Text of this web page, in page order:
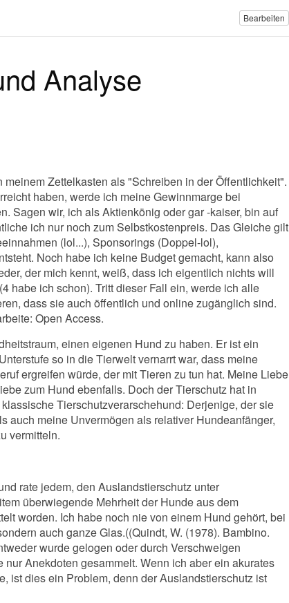
Bearbeiten
Analyse
Zettelkasten als "Schreiben in der Öffentlichkeit".
haben, werde ich meine Gewinnmarge bei
Sagen wir, ich als Aktienkönig oder gar -kaiser, bin auf
ich nur noch zum Selbstkostenpreis. Das Gleiche gilt
(lol...), Sponsorings (Doppel-lol),
Noch habe ich keine Budget gemacht, kann also
der mich kennt, weiß, dass ich eigentlich nichts will
habe ich schon). Tritt dieser Fall ein, werde ich alle
dass sie auch öffentlich und online zugänglich sind.
Open Access.
einen eigenen Hund zu haben. Er ist ein
so in die Tierwelt vernarrt war, dass meine
ergreifen würde, der mit Tieren zu tun hat. Meine Liebe
zum Hund ebenfalls. Doch der Tierschutz hat in
klassische Tierschutzverarschehund: Derjenige, der sie
auch meine Unvermögen als relativer Hundeanfänger,
vermitteln.
rate jedem, den Auslandstierschutz unter
überwiegende Mehrheit der Hunde aus dem
worden. Ich habe noch nie von einem Hund gehört, bei
auch ganze Glas.((Quindt, W. (1978). Bambino.
wurde gelogen oder durch Verschweigen
Anekdoten gesammelt. Wenn ich aber ein akurates
ist dies ein Problem, denn der Auslandstierschutz ist